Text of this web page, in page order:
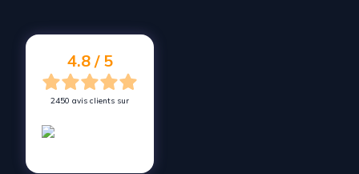
4.8 / 5
2450 avis clients sur